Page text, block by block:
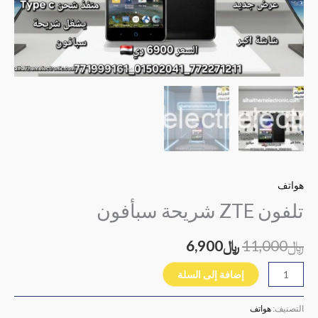
هواتف
تلفون ZTE شريحة سبأفون
﷼11,000﷼6,900
إضافة إلى السلة
التصنيف: هواتف